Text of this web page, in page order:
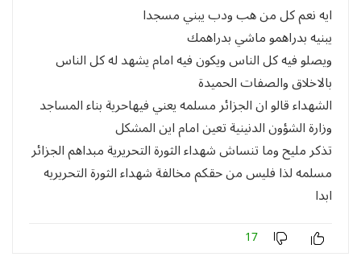
ايه نعم كل من هب ودب يبني مسجدا
يبنيه بدراهمو ماشي بدراهمك
ويصلو فيه كل الناس ويكون فيه امام يشهد له كل الناس
بالاخلاق والصفات الحميدة
الشهداء قالو ان الجزائر مسلمه يعني فيهاحرية بناء المساجد
وزارة الشؤون الدنينية تعين امام اين المشكل
تذكر مليح وما تنساش شهداء الثورة التحريرية مبداهم الجزائر
مسلمه لذا فليس من حقكم مخالفة شهداء الثورة التحريريه
ابدا
17